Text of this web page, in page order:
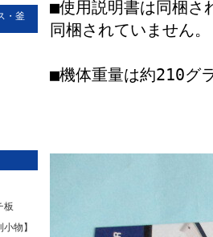
・釜
板
物】
■使用説明書は同梱
同梱されていません。
■機体重量は約210グ